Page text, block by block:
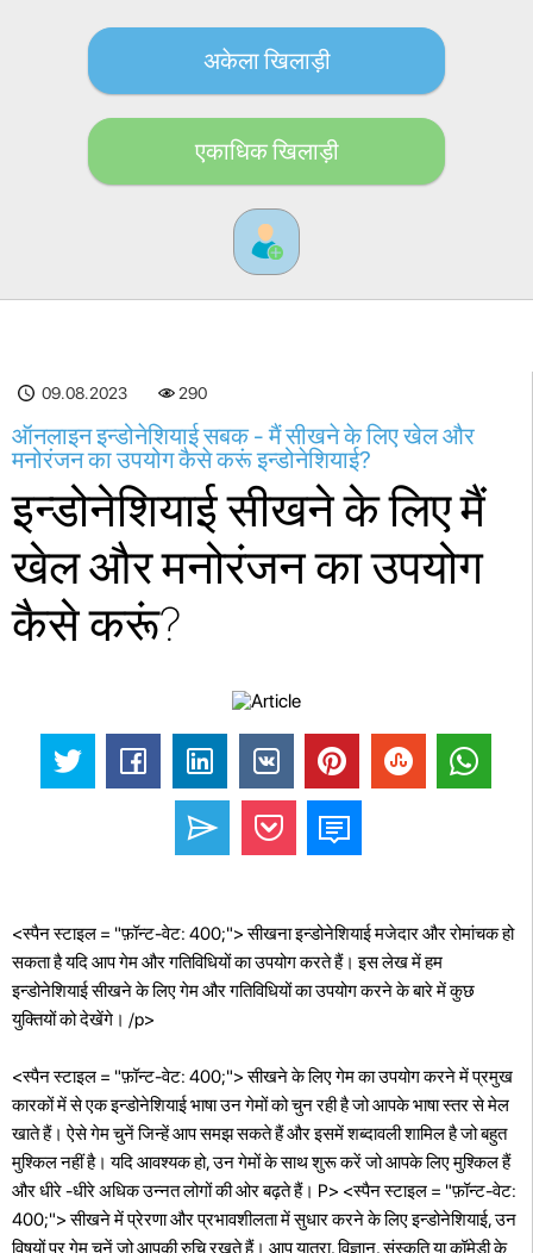
अकेला खिलाड़ी
एकाधिक खिलाड़ी
09.08.2023 290
ऑनलाइन इन्डोनेशियाई सबक - मैं सीखने के लिए खेल और
मनोरंजन का उपयोग कैसे करूं इन्डोनेशियाई?
इन्डोनेशियाई सीखने के लिए मैं
खेल और मनोरंजन का उपयोग
कैसे करूं?
<स्पैन स्टाइल = "फ़ॉन्ट-वेट: 400;"> सीखना इन्डोनेशियाई मजेदार और रोमांचक हो
सकता है यदि आप गेम और गतिविधियों का उपयोग करते हैं। इस लेख में हम
इन्डोनेशियाई सीखने के लिए गेम और गतिविधियों का उपयोग करने के बारे में कुछ
युक्तियों को देखेंगे। /p>
<स्पैन स्टाइल = "फ़ॉन्ट-वेट: 400;"> सीखने के लिए गेम का उपयोग करने में प्रमुख
कारकों में से एक इन्डोनेशियाई भाषा उन गेमों को चुन रही है जो आपके भाषा स्तर से मेल
खाते हैं। ऐसे गेम चुनें जिन्हें आप समझ सकते हैं और इसमें शब्दावली शामिल है जो बहुत
मुश्किल नहीं है। यदि आवश्यक हो, उन गेमों के साथ शुरू करें जो आपके लिए मुश्किल हैं
और धीरे -धीरे अधिक उन्नत लोगों की ओर बढ़ते हैं। P> <स्पैन स्टाइल = "फ़ॉन्ट-वेट:
400;"> सीखने में प्रेरणा और प्रभावशीलता में सुधार करने के लिए इन्डोनेशियाई, उन
विषयों पर गेम चुनें जो आपकी रुचि रखते हैं। आप यात्रा, विज्ञान, संस्कृति या कॉमेडी के